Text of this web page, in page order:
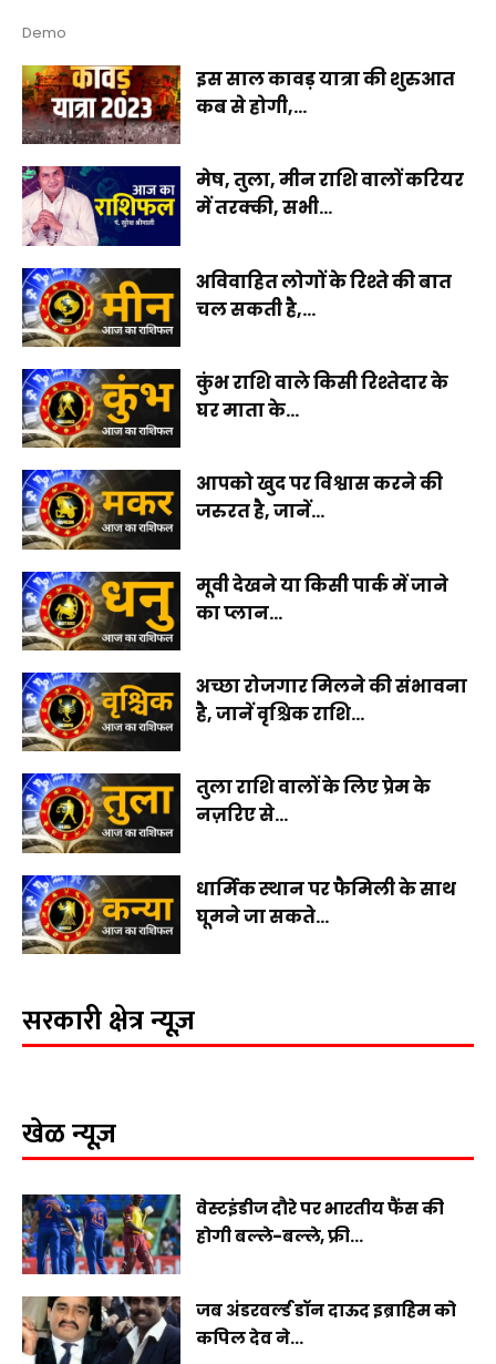
Demo
इस साल कावड़ यात्रा की शुरुआत
कब से होगी,...
मेष, तुला, मीन राशि वालों करियर
में तरक्की, सभी...
अविवाहित लोगों के रिश्ते की बात
चल सकती है,...
कुंभ राशि वाले किसी रिश्तेदार के
घर माता के...
आपको खुद पर विश्वास करने की
जरुरत है, जानें...
मूवी देखने या किसी पार्क में जाने
का प्लान...
अच्छा रोजगार मिलने की संभावना
है, जानें वृश्चिक राशि...
तुला राशि वालों के लिए प्रेम के
नज़रिए से...
धार्मिक स्थान पर फैमिली के साथ
घूमने जा सकते...
सरकारी क्षेत्र न्यूज़
खेळ न्यूज़
वेस्टइंडीज दौरे पर भारतीय फैंस की
होगी बल्ले-बल्ले, फ्री...
जब अंडरवर्ल्ड डॉन दाऊद इब्राहिम को
कपिल देव ने...